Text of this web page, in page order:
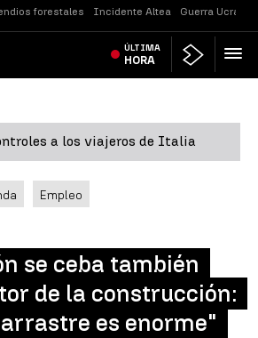
forestales Incidente Altea Guerra Ucrania
ÚLTIMA
HORA
a los viajeros de Italia
Empleo
se ceba también
de la construcción:
es enorme"